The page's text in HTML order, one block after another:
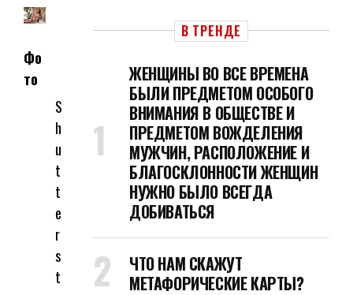
Фо
то
S
h
u
t
t
e
r
s
t
В ТРЕНДЕ
ЖЕНЩИНЫ ВО ВСЕ ВРЕМЕНА
БЫЛИ ПРЕДМЕТОМ ОСОБОГО
ВНИМАНИЯ В ОБЩЕСТВЕ И
ПРЕДМЕТОМ ВОЖДЕЛЕНИЯ
МУЖЧИН, РАСПОЛОЖЕНИЕ И
БЛАГОСКЛОННОСТИ ЖЕНЩИН
НУЖНО БЫЛО ВСЕГДА
ДОБИВАТЬСЯ
ЧТО НАМ СКАЖУТ
МЕТАФОРИЧЕСКИЕ КАРТЫ?